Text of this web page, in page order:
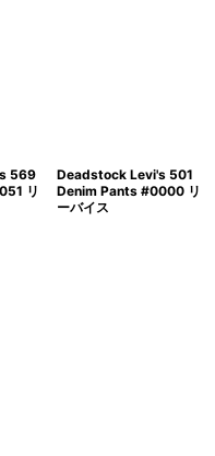
569
リ
Deadstock Levi's 501
Denim Pants #0000 リ
ーバイス